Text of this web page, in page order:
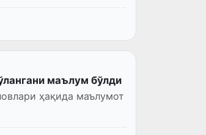
маълум бўлди
ҳақида маълумот